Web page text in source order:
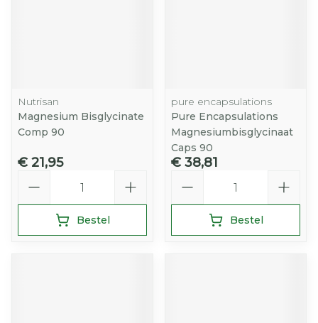
Nutrisan
Magnesium Bisglycinate
Comp 90
€ 21,95
Bestel
pure encapsulations
Pure Encapsulations
Magnesiumbisglycinaat
Caps 90
€ 38,81
Bestel